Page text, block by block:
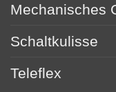
Mechanisches
Schaltkulisse
Teleflex